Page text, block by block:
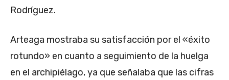
Rodríguez.
Arteaga mostraba su satisfacción por el «éxito
rotundo» en cuanto a seguimiento de la huelga
en el archipiélago, ya que señalaba que las cifras